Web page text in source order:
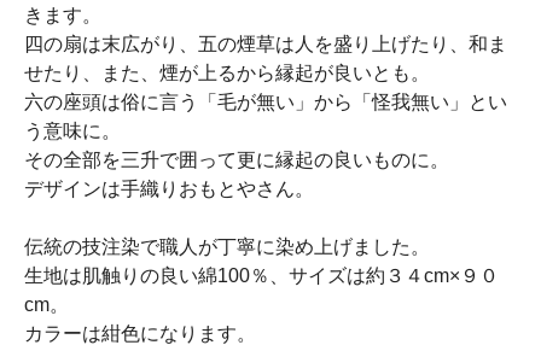
きます。
四の扇は末広がり、五の煙草は人を盛り上げたり、和ま
せたり、また、煙が上るから縁起が良いとも。
六の座頭は俗に言う「毛が無い」から「怪我無い」とい
う意味に。
その全部を三升で囲って更に縁起の良いものに。
デザインは手織りおもとやさん。
伝統の技注染で職人が丁寧に染め上げました。
生地は肌触りの良い綿100％、サイズは約３４cm×９０
cm。
カラーは紺色になります。